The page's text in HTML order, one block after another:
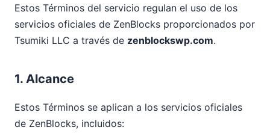
Estos Términos del servicio regulan el uso de los
servicios oficiales de ZenBlocks proporcionados por
Tsumiki LLC a través de zenblockswp.com.
1. Alcance
Estos Términos se aplican a los servicios oficiales
de ZenBlocks, incluidos: